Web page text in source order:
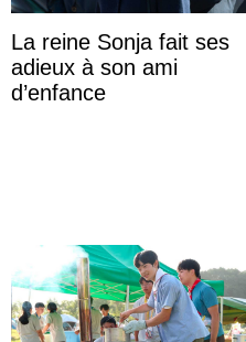
La reine Sonja fait ses
adieux à son ami
d’enfance